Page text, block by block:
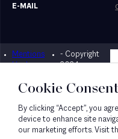
E-MAIL
Mentions
légales
- Copyright
2024
Cookie
By clicking “Accept”, you
device to enhance site
our marketing efforts. Visit